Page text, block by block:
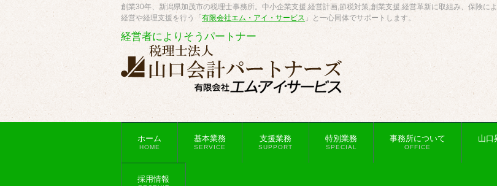
創業30年、新潟県加茂市の税理士事務所。中小企業支援,経営計画,節税対策,創業支援,経営革新に取組み、保険に
経営や経理支援を行う「 有限会社エム・アイ・サービス 」と一心同体でサポートします。
経営者によりそうパートナー
ホーム
HOME
基本業務
SERVICE
支援業務
SUPPORT
特別業務
SPECIAL
事務所について
OFFICE
山口
採用情報